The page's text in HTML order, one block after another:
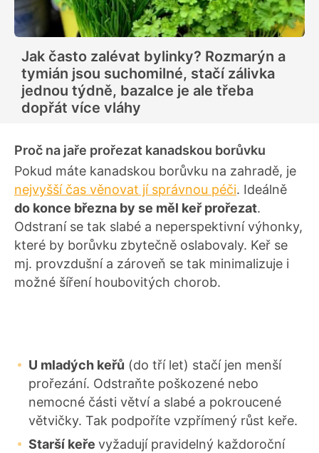
Jak často zalévat bylinky? Rozmarýn a
tymián jsou suchomilné, stačí zálivka
jednou týdně, bazalce je ale třeba
dopřát více vláhy
Proč na jaře prořezat kanadskou borůvku
Pokud máte kanadskou borůvku na zahradě, je
nejvyšší čas věnovat jí správnou péči. Ideálně
do konce března by se měl keř prořezat.
Odstraní se tak slabé a neperspektivní výhonky,
které by borůvku zbytečně oslabovaly. Keř se
mj. provzdušní a zároveň se tak minimalizuje i
možné šíření houbovitých chorob.
U mladých keřů (do tří let) stačí jen menší
prořezání. Odstraňte poškozené nebo
nemocné části větví a slabé a pokroucené
větvičky. Tak podpoříte vzpřímený růst keře.
Starší keře vyžadují pravidelný každoroční